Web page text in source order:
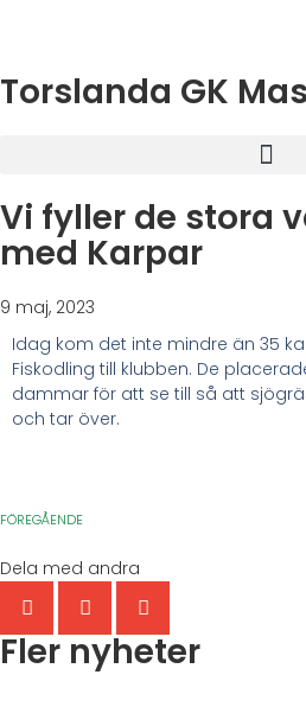
Torslanda GK
Vi fyller de stora
med Karpar
9 maj, 2023
Idag kom det inte mindre än 35
Fiskodling till klubben. De
dammar för att se till så att
och tar över.
FÖREGÅENDE
Dela med andra
Fler nyheter